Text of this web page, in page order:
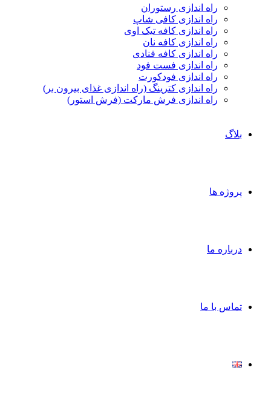
راه اندازی رستوران
راه اندازی کافی شاپ
راه اندازی کافه تیک اوی
راه اندازی کافه نان
راه اندازی کافه قنادی
راه اندازی فست فود
راه اندازی فودکورت
راه اندازی کترینگ (راه‌ اندازی غذای بیرون بر)
راه اندازی فرش مارکت (فرش استور)
بلاگ
پروژه ها
درباره ما
تماس با ما